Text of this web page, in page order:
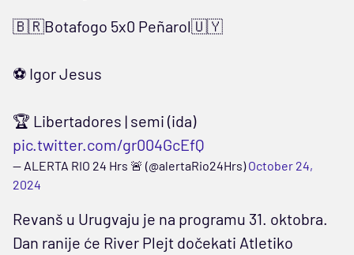
🇧🇷Botafogo 5x0 Peñarol🇺🇾
⚽️ Igor Jesus
🏆 Libertadores | semi (ida)
pic.twitter.com/gr004GcEfQ
— ALERTA RIO 24 Hrs 🚨 (@alertaRio24Hrs)October 24,
2024
Revanš u Urugvaju je na programu 31. oktobra.
Dan ranije će River Plejt dočekati Atletiko